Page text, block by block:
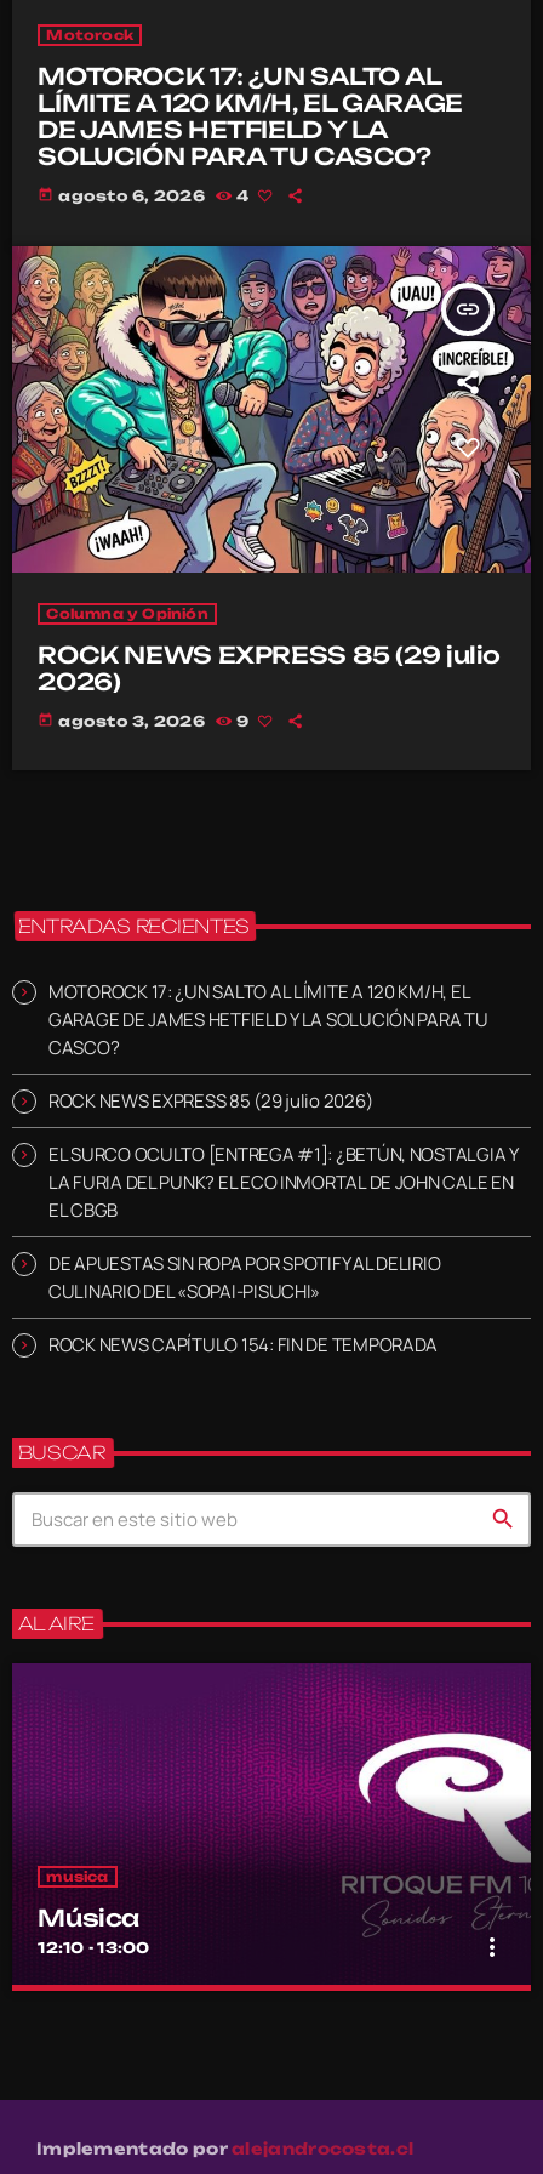
Motorock
MOTOROCK 17: ¿UN SALTO AL
LÍMITE A 120 KM/H, EL GARAGE
DE JAMES HETFIELD Y LA
SOLUCIÓN PARA TU CASCO?
today agosto 6, 2026 4
insert_link
Columna y Opinión
ROCK NEWS EXPRESS 85 (29 julio
2026)
today agosto 3, 2026 9
ENTRADAS RECIENTES
MOTOROCK 17: ¿UN SALTO AL LÍMITE A 120 KM/H, EL
GARAGE DE JAMES HETFIELD Y LA SOLUCIÓN PARA TU
CASCO?
ROCK NEWS EXPRESS 85 (29 julio 2026)
EL SURCO OCULTO [ENTREGA #1]: ¿BETÚN, NOSTALGIA Y
LA FURIA DEL PUNK? EL ECO INMORTAL DE JOHN CALE EN
EL CBGB
DE APUESTAS SIN ROPA POR SPOTIFY AL DELIRIO
CULINARIO DEL «SOPAI-PISUCHI»
ROCK NEWS CAPÍTULO 154: FIN DE TEMPORADA
BUSCAR
search
AL AIRE
musica
Música
12:10 - 13:00 more_vert
Música
Implementado poralejandrocosta.cl